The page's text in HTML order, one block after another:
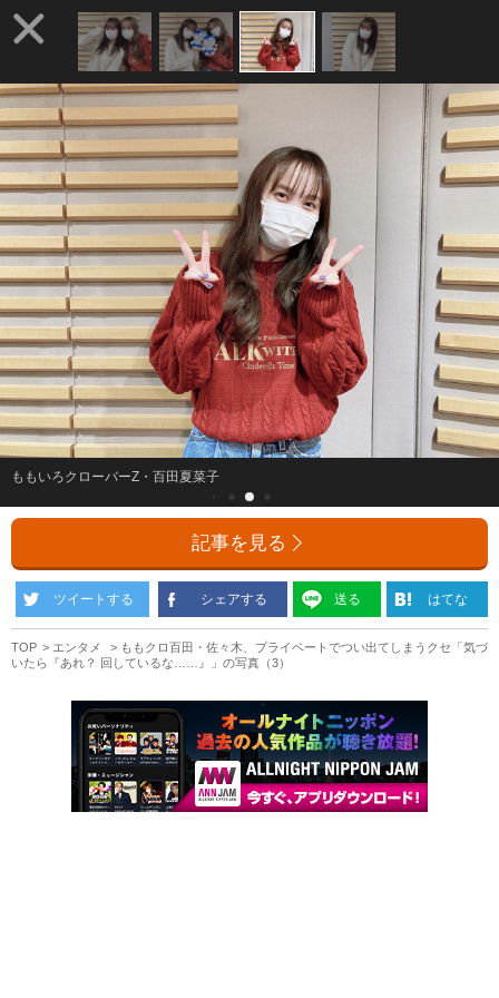
ももいろクローバーZ・百田夏菜子
記事を見る
ツイートする シェアする 送る はてな
TOP エンタメ
ももクロ百田・佐々木、プライベートでつい出てしまうクセ「気づ
いたら『あれ？ 回しているな……』」の写真（3）